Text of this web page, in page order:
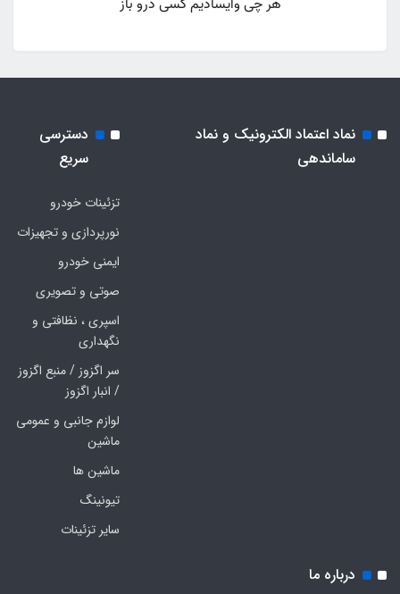
نماد اعتماد الکترونیک و نماد
ساماندهی
دسترسی
سریع
تزئینات خودرو
نورپردازی و تجهیزات
ایمنی خودرو
صوتی و تصویری
اسپری ، نظافتی و
نگهداری
سر اگزوز / منبع اگزوز
/ انبار اگزوز
لوازم جانبی و عمومی
ماشین
ماشین ها
تیونینگ
سایر تزئینات
درباره ما